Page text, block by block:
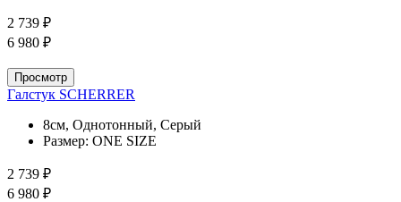
2 739 ₽
6 980 ₽
Просмотр
Галстук SCHERRER
8см, Однотонный, Серый
Размер: ONE SIZE
2 739 ₽
6 980 ₽